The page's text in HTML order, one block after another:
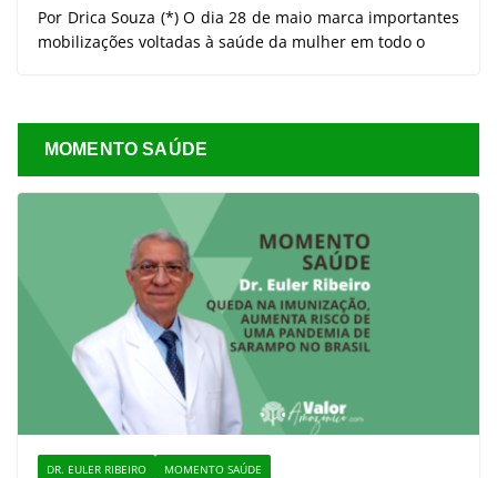
Por Drica Souza (*) O dia 28 de maio marca importantes
mobilizações voltadas à saúde da mulher em todo o
MOMENTO SAÚDE
DR. EULER RIBEIRO MOMENTO SAÚDE